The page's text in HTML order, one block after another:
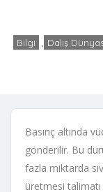
Bilgi , Dalış
Basınç altında
gönderilir. Bu
fazla miktarda
üretmesi talimatı